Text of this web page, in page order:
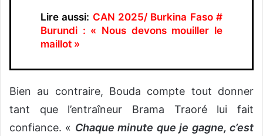
Lire aussi: CAN 2025/ Burkina Faso #
Burundi : « Nous devons mouiller le
maillot »
Bien au contraire, Bouda compte tout donner
tant que l’entraîneur Brama Traoré lui fait
confiance. « Chaque minute que je gagne, c’est